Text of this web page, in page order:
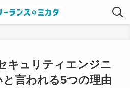
キュリティエンジニ
言われる5つの理由